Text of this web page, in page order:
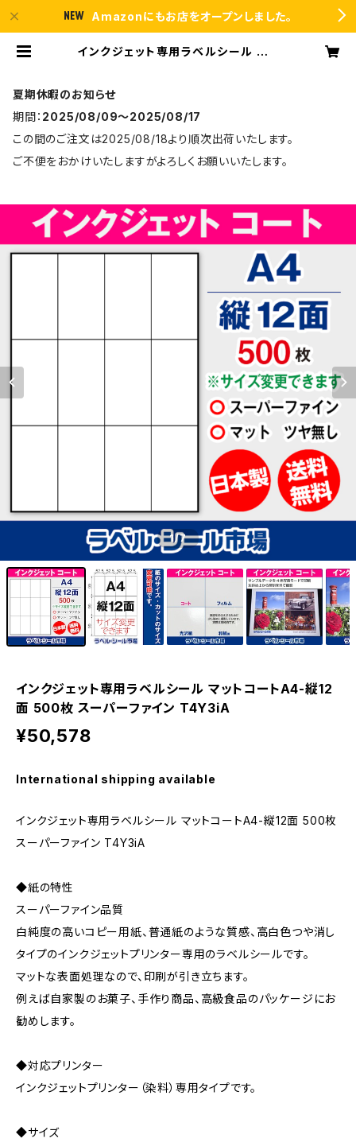
Amazonにもお店をオープンしました。
インクジェット専用ラベルシール マッ
夏期休暇のお知らせ
期間： 2025/08/09〜2025/08/17
この間のご注文は2025/08/18より順次出荷いたします。
ご不便をおかけいたしますがよろしくお願いいたします。
1/7
インクジェット専用ラベルシール マットコートA4-縦12
面 500枚 スーパーファイン T4Y3iA
¥50,578
International shipping available
インクジェット専用ラベルシール マットコートA4-縦12面 500枚
スーパーファイン T4Y3iA
◆紙の特性
スーパーファイン品質
白純度の高いコピー用紙、普通紙のような質感、高白色つや消し
タイプのインクジェットプリンター専用のラベルシールです。
マットな表面処理なので、印刷が引き立ちます。
例えば自家製のお菓子、手作り商品、高級食品のパッケージにお
勧めします。
◆対応プリンター
インクジェットプリンター（染料）専用タイプです。
◆サイズ